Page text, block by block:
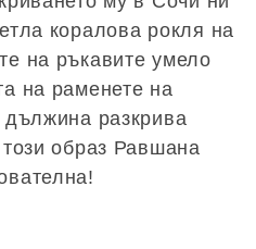
коралова рокля на
на ръкавите умело
на раменете на
дължина разкрива
образ Равшана